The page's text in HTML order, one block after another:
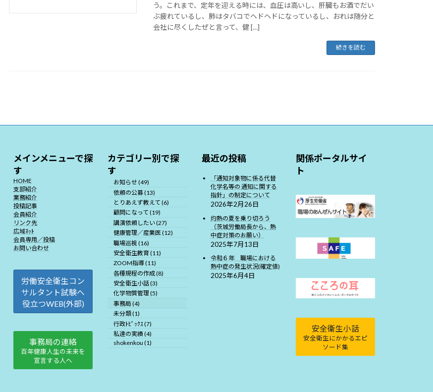
う。これまで、定年を迎える時には、血圧は高いし、肝臓もお酒でだい
ぶ疲れているし、肺はタバコでヘドヘドになっているし、おれは随分と
会社に尽くしたぜと言って、健 […]
続きを読む
メインメニューで探
す
HOME
支部紹介
業務紹介
投稿記事
会員紹介
リンク先
広域ﾈｯﾄ
会員専用／投稿
お問い合わせ
労働安全衛生コン
サルタント試験へ
役立つWEB(外部)
事務局の連絡
百年健康人生の未来を
宣言する人へ
カテゴリー別で探
す
お知らせ (49)
依頼の公募 (13)
とりあえず教えて (6)
顧問になって (19)
講演依頼したい (27)
健康管理／産業医 (12)
職場巡視 (16)
安全衛生教育 (11)
ZOOM指導 (11)
各種規程の作成 (8)
安全衛生小話 (3)
化学物質管理 (5)
事務局 (4)
未分類 (1)
行政ﾄﾋﾟｯｸｽ (7)
私達の実績 (4)
shokenkou (1)
最近の投稿
「通知対象物に係る代替
化学名等の 通知に関する
指針」の制定について
2026年2月26日
灼熱の夏を乗り切ろう
（茨城労働局長から、熱
中症対策のお願い）
2025年7月13日
令和６年 職場における
熱中症の発生状況(確定値)
2025年6月4日
関係ポータルサイ
ト
安全衛生小話
安全衛生にかかるエピ
ソード集